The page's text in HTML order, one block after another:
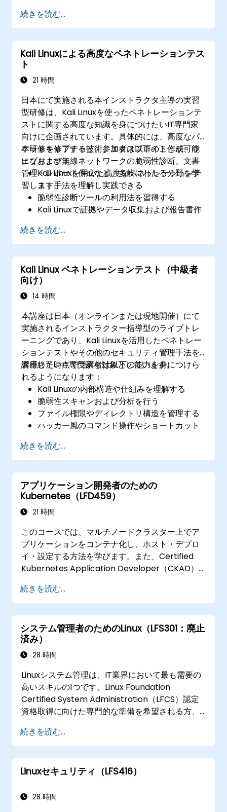
続きを読む...
Kali Linuxによる高度なペネトレーションテス
ト
21 時間
日本にて実施される本インストラクタ主導の実習
型研修は、Kali Linuxを使ったペネトレーションテ
ストに関する高度な知識を身につけたいIT専門家
向けに企画されています。具体的には、高度なパ
ケットキャプチャ技術、エクスプロイト作成、ウ
ェブおよび無線ネットワークの脆弱性診断、文書
管理・レポート作成など、多岐にわたる分野を学
習します。
本研修を修了すると、参加者は以下のことが可能
になります：
Kali Linuxを用いた高度なペネトレーションテ
スト手法を理解し実践できる
脆弱性診断ツールの利用法を習得する
Kali Linuxで証拠やデータ収集および報告書作
エクスプロイトの仕組み、攻撃手法、権限昇
格について理解できる
続きを読む...
Kali Linux ペネトレーションテスト（中級者
向け）
14 時間
本講座は日本（オンラインまたは現地開催）にて
実施されるインストラクター指導型のライブトレ
ーニングであり、Kali Linuxを活用したペネトレー
ションテストやその他のセキュリティ管理手法を
習得したいIT専門家を対象としています。
講座終了時点で受講者は以下の能力を身につけら
れるようになります：
Kali Linuxの内部構造や仕組みを理解する
脆弱性スキャンおよび分析を行う
ファイル権限やディレクトリ構造を管理する
ハッカー風のコマンド操作やショートカット
続きを読む...
アプリケーション開発者のための
Kubernetes（LFD459）
21 時間
このコースでは、マルチノードクラスター上でア
プリケーションをコンテナ化し、ホスト・デプロ
イ・設定する方法を学びます。また、Certified
Kubernetes Application Developer（CKAD）
続きを読む...
システム管理者のためのLinux（LFS301：廃止
済み）
28 時間
Linuxシステム管理は、IT業界において最も需要の
高いスキルの1つです。Linux Foundation
Certified System Administration（LFCS）認定
資格取得に向けた専門的な準備を希望される方、
方、他プラットフォームからLinuxへ移行したい
方、あるいは単にシステム管理者としてのスキル
を磨きたい方でも、このインストラクター主導型
のコースで必要な知識が身につきます。
続きを読む...
Linuxセキュリティ（LFS416）
28 時間